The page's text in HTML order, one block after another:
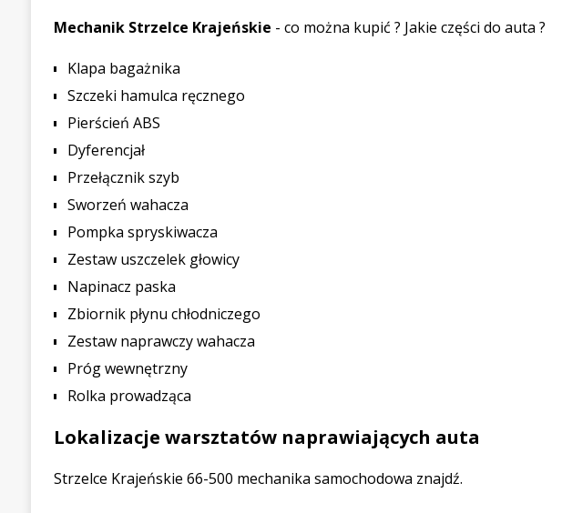
Mechanik Strzelce Krajeńskie - co można kupić ? Jakie części do auta ?
Klapa bagażnika
Szczeki hamulca ręcznego
Pierścień ABS
Dyferencjał
Przełącznik szyb
Sworzeń wahacza
Pompka spryskiwacza
Zestaw uszczelek głowicy
Napinacz paska
Zbiornik płynu chłodniczego
Zestaw naprawczy wahacza
Próg wewnętrzny
Rolka prowadząca
Lokalizacje warsztatów naprawiających auta
Strzelce Krajeńskie 66-500 mechanika samochodowa znajdź.